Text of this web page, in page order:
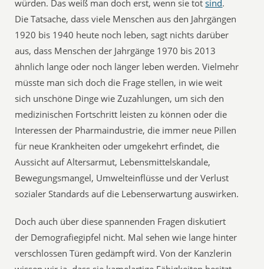
würden. Das weiß man doch erst, wenn sie totsind.
Die Tatsache, dass viele Menschen aus den Jahrgängen
1920 bis 1940 heute noch leben, sagt nichts darüber
aus, dass Menschen der Jahrgänge 1970 bis 2013
ähnlich lange oder noch länger leben werden. Vielmehr
müsste man sich doch die Frage stellen, in wie weit
sich unschöne Dinge wie Zuzahlungen, um sich den
medizinischen Fortschritt leisten zu können oder die
Interessen der Pharmaindustrie, die immer neue Pillen
für neue Krankheiten oder umgekehrt erfindet, die
Aussicht auf Altersarmut, Lebensmittelskandale,
Bewegungsmangel, Umwelteinflüsse und der Verlust
sozialer Standards auf die Lebenserwartung auswirken.
Doch auch über diese spannenden Fragen diskutiert
der Demografiegipfel nicht. Mal sehen wie lange hinter
verschlossen Türen gedämpft wird. Von der Kanzlerin